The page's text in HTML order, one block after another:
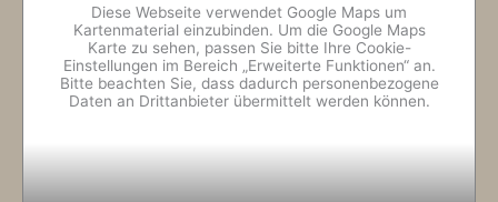
Diese Webseite verwendet Google Maps um
Kartenmaterial einzubinden. Um die Google Maps
Karte zu sehen, passen Sie bitte Ihre Cookie-
Einstellungen im Bereich „Erweiterte Funktionen“ an.
Bitte beachten Sie, dass dadurch personenbezogene
Daten an Drittanbieter übermittelt werden können.